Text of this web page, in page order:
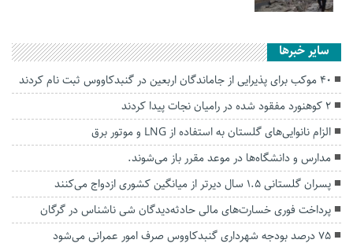
سایر خبرها
۴۰ موکب برای پذیرایی از جاماندگان اربعین در گنبدکاووس ثبت نام کردند
۲ کوهنورد مفقود شده در رامیان‌ نجات پیدا کردند
الزام نانوایی‌های گلستان به استفاده از LNG و موتور برق
مدارس و دانشگاه‌ها در موعد مقرر باز می‌شوند.
پسران گلستانی ۱.۵ سال دیرتر از میانگین کشوری ازدواج می‌کنند
پرداخت فوری خسارت‌های مالی حادثه‌دیدگان شی ناشناس در گرگان
۷۵ درصد بودجه شهرداری گنبدکاووس صرف امور عمرانی‌ می‌شود